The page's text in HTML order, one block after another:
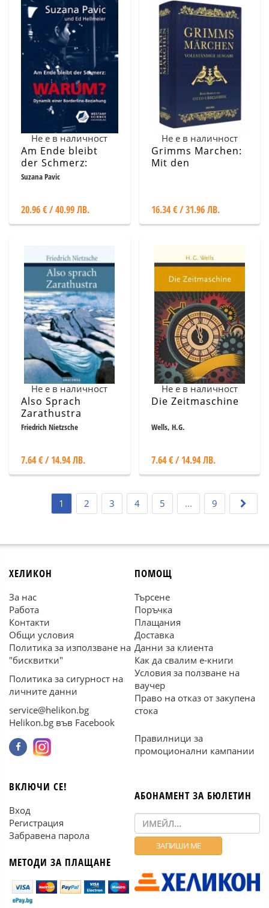
Не е в наличност
Am Ende bleibt
der Schmerz:
WARUM?
Suzana Pavic
20.96 € / 40.99 ЛВ.
Не е в наличност
Grimms Marchen:
Mit den
16.34 € / 31.96 ЛВ.
Не е в наличност
Also Sprach
Zarathustra
Friedrich Nietzsche
7.64 € / 14.94 ЛВ.
Не е в наличност
Die Zeitmaschine
Wells, H.G.
7.64 € / 14.94 ЛВ.
1 2 3 4 5 ... 9
ХЕЛИКОН
За нас
Работа
Контакти
Общи условия
Политика за използване на
"бисквитки"
Политика за сигурност на
личните данни
service@helikon.bg
Helikon.bg във Facebook
ПОМОЩ
Търсене
Поръчка
Плащания
Доставка
Данни за клиента
Как да свалим е-книги
Условия за ползване на
ваучер
Право на отказ от закупена
стока
Правилници за
промоционални кампании
ВКЛЮЧИ СЕ!
Вход
Регистрация
Забравена парола
МЕТОДИ ЗА ПЛАЩАНЕ
АБОНАМЕНТ ЗА БЮЛЕТИН